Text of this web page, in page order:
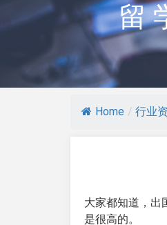
留
Home / 行业
大家都知道，出
是很高的。